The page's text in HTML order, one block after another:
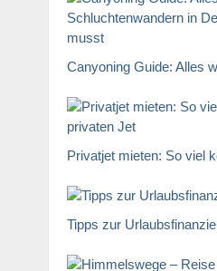
Canyoning Guide: Alles
Privatjet mieten: So viel
Tipps zur